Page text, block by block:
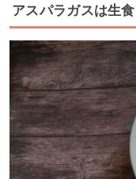
アスパラガスは生